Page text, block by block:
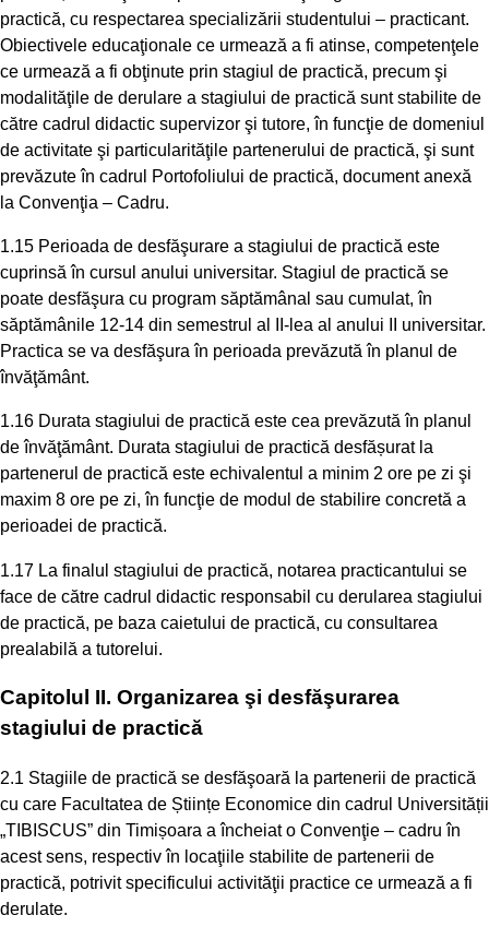
practică, cu respectarea specializării studentului – practicant.
Obiectivele educaţionale ce urmează a fi atinse, competenţele
ce urmează a fi obţinute prin stagiul de practică, precum şi
modalităţile de derulare a stagiului de practică sunt stabilite de
către cadrul didactic supervizor şi tutore, în funcţie de domeniul
de activitate şi particularităţile partenerului de practică, şi sunt
prevăzute în cadrul Portofoliului de practică, document anexă
la Convenţia – Cadru.
1.15 Perioada de desfăşurare a stagiului de practică este
cuprinsă în cursul anului universitar. Stagiul de practică se
poate desfăşura cu program săptămânal sau cumulat, în
săptămânile 12-14 din semestrul al II-lea al anului II universitar.
Practica se va desfăşura în perioada prevăzută în planul de
învăţământ.
1.16 Durata stagiului de practică este cea prevăzută în planul
de învăţământ. Durata stagiului de practică desfășurat la
partenerul de practică este echivalentul a minim 2 ore pe zi şi
maxim 8 ore pe zi, în funcţie de modul de stabilire concretă a
perioadei de practică.
1.17 La finalul stagiului de practică, notarea practicantului se
face de către cadrul didactic responsabil cu derularea stagiului
de practică, pe baza caietului de practică, cu consultarea
prealabilă a tutorelui.
Capitolul II. Organizarea şi desfăşurarea
stagiului de practică
2.1 Stagiile de practică se desfăşoară la partenerii de practică
cu care Facultatea de Științe Economice din cadrul Universității
„TIBISCUS” din Timișoara a încheiat o Convenţie – cadru în
acest sens, respectiv în locaţiile stabilite de partenerii de
practică, potrivit specificului activităţii practice ce urmează a fi
derulate.